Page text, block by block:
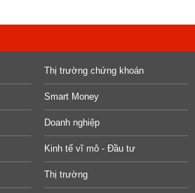
Thị trường chứng khoán
Smart Money
Doanh nghiệp
Kinh tế vĩ mô - Đầu tư
Thị trường